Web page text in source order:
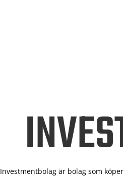
Investmentbolag är bolag som